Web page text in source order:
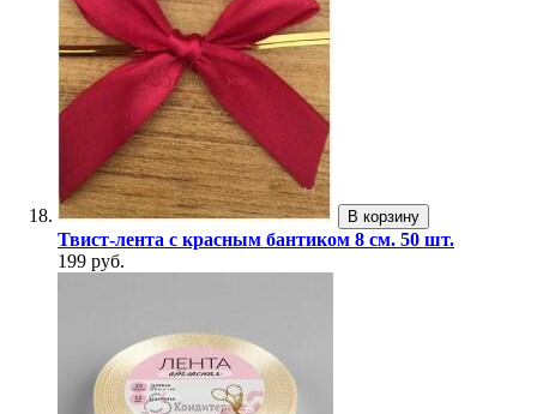
В корзину
Твист-лента с красным бантиком 8 см. 50 шт.
199 руб.